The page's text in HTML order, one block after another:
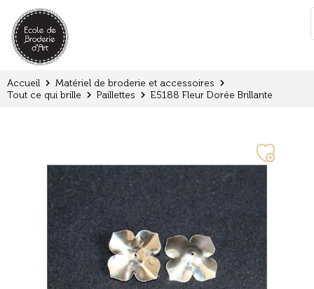
:
Accueil
Matériel de broderie et accessoires
Tout ce qui brille
Paillettes E5188 Fleur Dorée Brillante
Panneau de gestion des cookies